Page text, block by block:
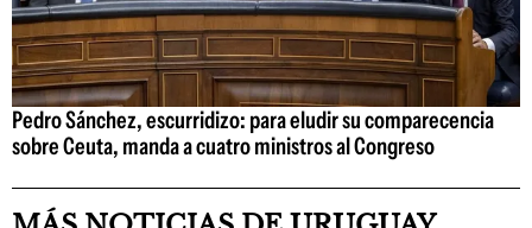
Pedro Sánchez, escurridizo: para eludir su comparecencia
sobre Ceuta, manda a cuatro ministros al Congreso